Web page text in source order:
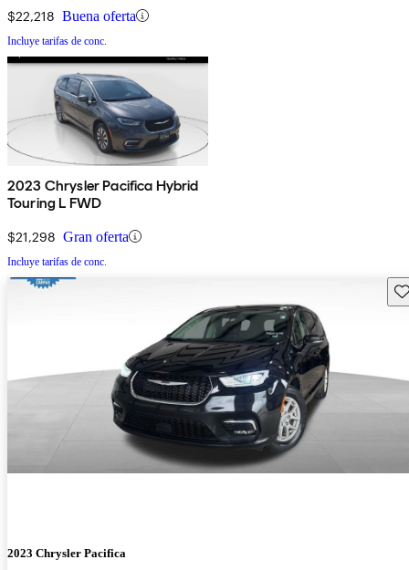
$22,218 Buena oferta
Incluye tarifas de conc.
2023 Chrysler Pacifica Hybrid
Touring L FWD
$21,298 Gran oferta
Incluye tarifas de conc.
2023 Chrysler Pacifica